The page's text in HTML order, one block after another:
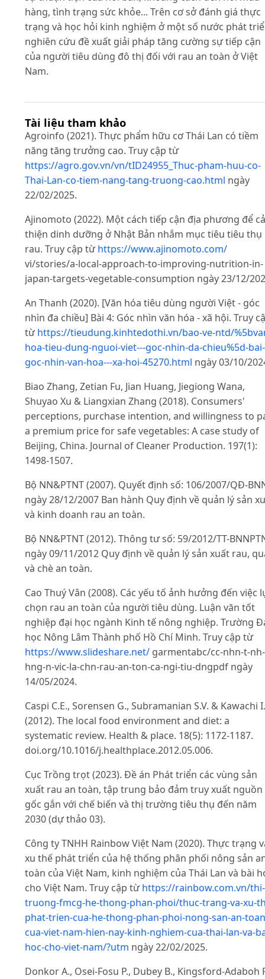
hàng, tình trạng sức khỏe... Trên cơ sở đánh giá thực
trạng và học hỏi kinh nghiệm ở một số nước phát
nghiên cứu đề xuất giải pháp tăng cường sự tiếp cận
của người tiêu dùng đô thị đối với rau an toàn ở Việt
Nam.
Tài liệu tham khảo
Agroinfo (2021). Thực phẩm hữu cơ Thái Lan có tiềm
năng tăng trưởng cao. Truy cập từ
https://agro.gov.vn/vn/tID24955_Thuc-pham-huu-co-
Thai-Lan-co-tiem-nang-tang-truong-cao.html ngày
22/02/2025.
Ajinomoto (2022). Một cách tiếp cận địa phương để
thiện dinh dưỡng ở Nhật Bản nhắm mục tiêu tiêu thụ
rau. Truy cập từhttps://www.ajinomoto.com/
vi/stories/a-local-approach-to-improving-nutrition-in-
japan-targets-vegetable-consumption ngày 23/12/
An Thanh (2020). [Văn hóa tiêu dùng người Việt - góc
nhìn đa chiều] Bài 4: Góc nhìn văn hóa - xã hội. Truy
từhttps://tieudung.kinhtedothi.vn/bao-ve-ntd/
hoa-tieu-dung-nguoi-viet---goc-nhin-da-chieu%5d-
goc-nhin-van-hoa---xa-hoi-45270.html ngày 03/10/
Biao Zhang, Zetian Fu, Jian Huang, Jiegiong Wana,
Shuyao Xu & Liangxian Zhang (2018). Consumers'
perceptions, purchase intention, and willingness to
a premium price for safe vegetables: A case study of
Beijing, China. Journal of Cleaner Production. 197(1):
1498-1507.
Bộ NN&PTNT (2007). Quyết định số: 106/2007/QĐ-
ngày 28/12/2007 Ban hành Quy định về quản lý sản
và kinh doanh rau an toàn.
Bộ NN&PTNT (2012). Thông tư số: 59/2012/TT-
ngày 09/11/2012 Quy định về quản lý sản xuất rau,
và chè an toàn.
Cao Thuý Vân (2008). Các yếu tố ảnh hưởng đến việc
chọn rau an toàn của người tiêu dùng. Luận văn tốt
nghiệp đại học ngành Kinh tế nông nghiệp. Trường
học Nông Lâm Thành phố Hồ Chí Minh. Truy cập từ
https://www.slideshare.net/ garmentabc/cc-nhn-t-nh-
hng-n-vic-la-chn-rau-an-ton-ca-ngi-tiu-dngpdf ngày
14/05/2024.
Caspi C.E., Sorensen G., Subramanian S.V. & Kawachi I.
(2012). The local food environment and diet: a
systematic review. Health & place. 18(5): 1172-1187.
doi.org/10.1016/j.healthplace.2012.05.006.
Cục Trồng trọt (2023). Đề án Phát triển các vùng sản
xuất rau an toàn, tập trung bảo đảm truy xuất nguồn
gốc gắn với chế biến và thị trường tiêu thụ đến năm
2030 (dự thảo 03).
Công ty TNHH Rainbow Việt Nam (2020). Thực trạng
xu thế phát triển của hệ thống phân phối nông sản
toàn của Việt Nam, kinh nghiệm của Thái Lan và bài
cho Việt Nam. Truy cập từhttps://rainbow.com.vn/thi-
truong-fmcg-he-thong-phan-phoi/thuc-trang-va-xu-
phat-trien-cua-he-thong-phan-phoi-nong-san-an-
cua-viet-nam-hien-nay-kinh-nghiem-cua-thai-lan-va-
hoc-cho-viet-nam/?utm ngày 22/02/2025.
Donkor A., Osei-Fosu P., Dubey B., Kingsford-Adaboh